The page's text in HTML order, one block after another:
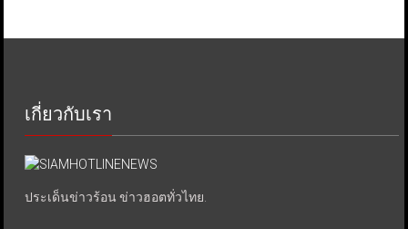
เกี่ยวกับเรา
ประเด็นข่าวร้อน ข่าวฮอตทั่วไทย.